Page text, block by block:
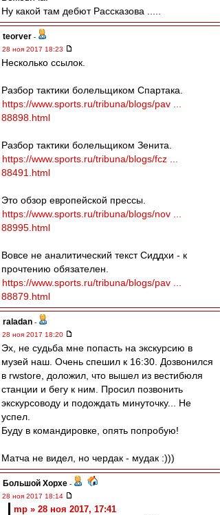
Ну какой там дебют Рассказова .....
teorver -
28 ноя 2017 18:23
Несколько ссылок.
Разбор тактики болельщиком Спартака.
https://www.sports.ru/tribuna/blogs/pav ...
88898.html
Разбор тактики болельщиком Зенита.
https://www.sports.ru/tribuna/blogs/fcz ...
88491.html
Это обзор европейской прессы.
https://www.sports.ru/tribuna/blogs/nov ...
88995.html
Вовсе не аналитический текст Сиддхи - к
прочтению обязателен.
https://www.sports.ru/tribuna/blogs/pav ...
88879.html
raladan -
28 ноя 2017 18:20
Эх, не судьба мне попасть на экскурсию в
музей наш. Очень спешил к 16:30. Дозвонился
в rwstore, доложил, что вышел из вестибюля
станции и бегу к ним. Просил позвонить
экскурсоводу и подождать минуточку... Не
успел.
Буду в командировке, опять попробую!
Матча не видел, но чердак - мудак :)))
Большой Хорхе -
28 ноя 2017 18:14
mp » 28 ноя 2017, 17:41